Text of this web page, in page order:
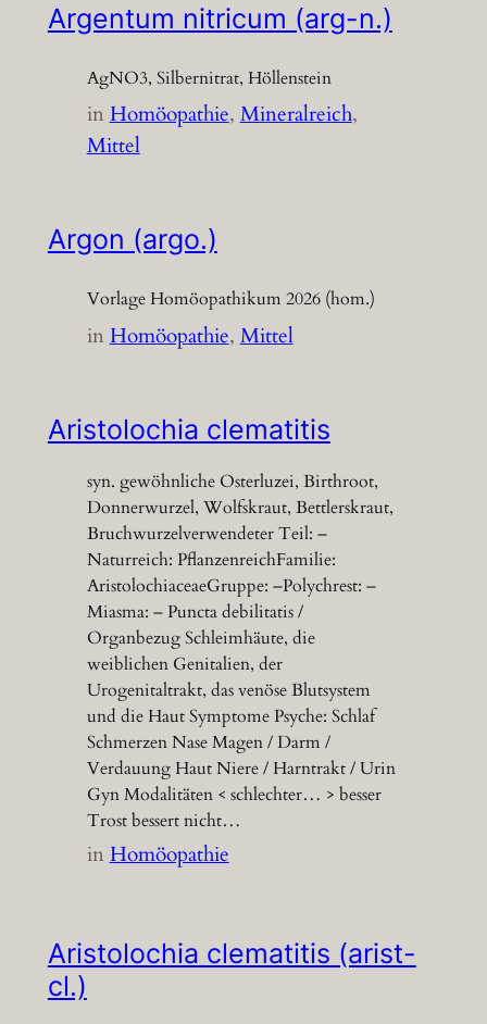
Argentum nitricum (arg-n.)
AgNO3, Silbernitrat, Höllenstein
inHomöopathie, Mineralreich
Mittel
Argon (argo.)
Vorlage Homöopathikum 2026 (hom.)
inHomöopathie, Mittel
Aristolochia clematitis
syn. gewöhnliche Osterluzei, Birthroot,
Donnerwurzel, Wolfskraut, Bettlerskraut,
Bruchwurzelverwendeter Teil: –
Naturreich: PflanzenreichFamilie:
AristolochiaceaeGruppe: –Polychrest: –
Miasma: – Puncta debilitatis /
Organbezug Schleimhäute, die
weiblichen Genitalien, der
Urogenitaltrakt, das venöse Blutsystem
und die Haut Symptome Psyche: Schlaf
Schmerzen Nase Magen / Darm /
Verdauung Haut Niere / Harntrakt / Urin
Gyn Modalitäten < schlechter… > besser
Trost bessert nicht…
inHomöopathie
Aristolochia clematitis (arist-
cl.)